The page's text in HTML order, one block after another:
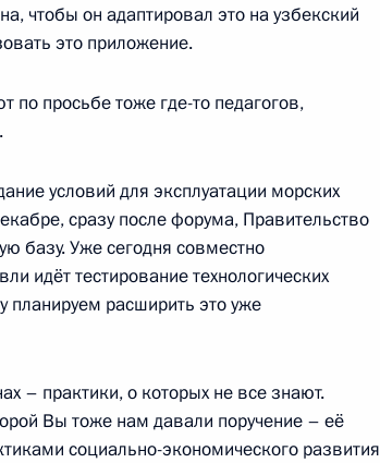
Безопасности
1
Ново-Огарёво
и арбитражных судов
Огарёво
чтобы он адаптировал это на узбекский
это приложение.
по просьбе тоже где-то педагогов,
условий для эксплуатации морских
сразу после форума, Правительство
базу. Уже сегодня совместно
идёт тестирование технологических
планируем расширить это уже
– практики, о которых не все знают.
Вы тоже нам давали поручение – её
социально-экономического развития